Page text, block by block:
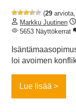
(29
Markku Juutinen
5653 Näyttökerrat
loi avoimen
Lue lisää